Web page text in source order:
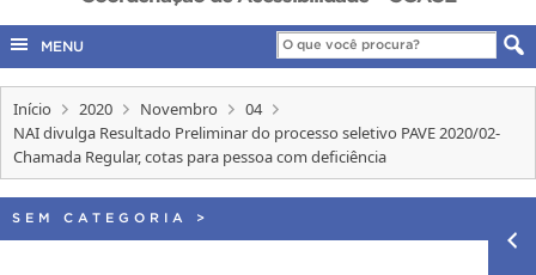
Legislação
Canais
AUDITORIA
COBALTO
CONCURSOS
EDITAIS
MENU
Início 2020 Novembro
04
NAI divulga Resultado Preliminar do processo seletivo PAVE 2020/02-
Chamada Regular, cotas para pessoa com deficiência
SEM CATEGORIA >